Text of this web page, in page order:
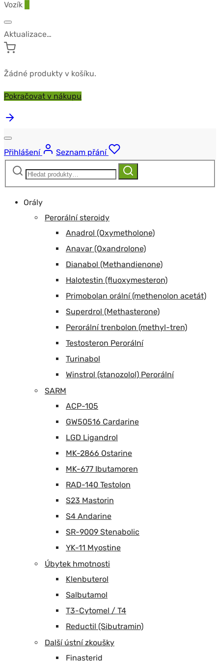
Vozík
Aktualizace…
Žádné produkty v košíku.
Pokračovat v nákupu
Přihlášení
Seznam přání
Hledat:
Hledat
Orály
Perorální steroidy
Anadrol (Oxymetholone)
Anavar (Oxandrolone)
Dianabol (Methandienone)
Halotestin (fluoxymesteron)
Primobolan orální (methenolon acetát)
Superdrol (Methasterone)
Perorální trenbolon (methyl-tren)
Testosteron Perorální
Turinabol
Winstrol (stanozolol) Perorální
SARM
ACP-105
GW50516 Cardarine
LGD Ligandrol
MK-2866 Ostarine
MK-677 Ibutamoren
RAD-140 Testolon
S23 Mastorin
S4 Andarine
SR-9009 Stenabolic
YK-11 Myostine
Úbytek hmotnosti
Klenbuterol
Salbutamol
T3-Cytomel / T4
Reductil (Sibutramin)
Další ústní zkoušky
Finasterid